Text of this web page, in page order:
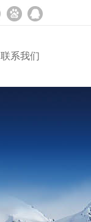
联系我们